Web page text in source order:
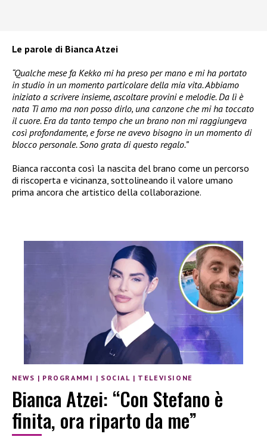
Le parole di Bianca Atzei
“Qualche mese fa Kekko mi ha preso per mano e mi ha portato
in studio in un momento particolare della mia vita. Abbiamo
iniziato a scrivere insieme, ascoltare provini e melodie. Da lì è
nata Ti amo ma non posso dirlo, una canzone che mi ha toccato
il cuore. Era da tanto tempo che un brano non mi raggiungeva
così profondamente, e forse ne avevo bisogno in un momento di
blocco personale. Sono grata di questo regalo.”
Bianca racconta così la nascita del brano come un percorso
di riscoperta e vicinanza, sottolineando il valore umano
prima ancora che artistico della collaborazione.
NEWS | PROGRAMMI | SOCIAL | TELEVISIONE
Bianca Atzei: “Con Stefano è
finita, ora riparto da me”